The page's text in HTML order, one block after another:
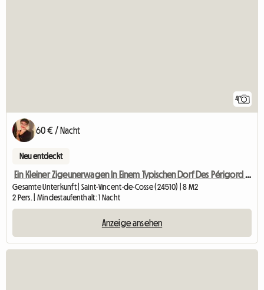
4
60 € / Nacht
Neu entdeckt
Ein Kleiner Zigeunerwagen In Einem Typischen Dorf Des Périgord Noir
Gesamte Unterkunft | Saint-Vincent-de-Cosse (24510) | 8 M2
2 Pers. | Mindestaufenthalt: 1 Nacht
Anzeige ansehen